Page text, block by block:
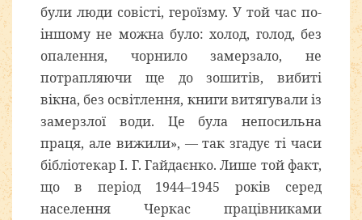
були люди совісті, героїзму. У той час по-
іншому не можна було: холод, голод, без
опалення, чорнило замерзало, не
потрапляючи ще до зошитів, вибиті
вікна, без освітлення, книги витягували із
замерзлої води. Це була непосильна
праця, але вижили», — так згадує ті часи
бібліотекар І. Г. Гайдаєнко. Лише той факт,
що в період 1944–1945 років серед
населення Черкас працівниками